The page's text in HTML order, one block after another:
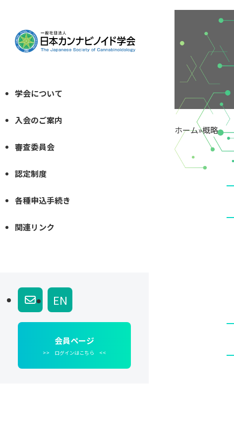
ホーム»概略
学会について
入会のご案内
審査委員会
認定制度
各種申込手続き
関連リンク
EN
会員ページ
>> ログインはこちら <<